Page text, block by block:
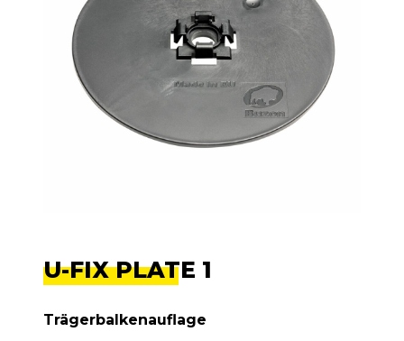
U-FIX PLATE 1
Trägerbalkenauflage